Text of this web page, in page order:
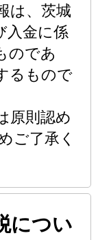
は、茨城
入金に係
のであ
るもので
原則認め
ご了承く
につい